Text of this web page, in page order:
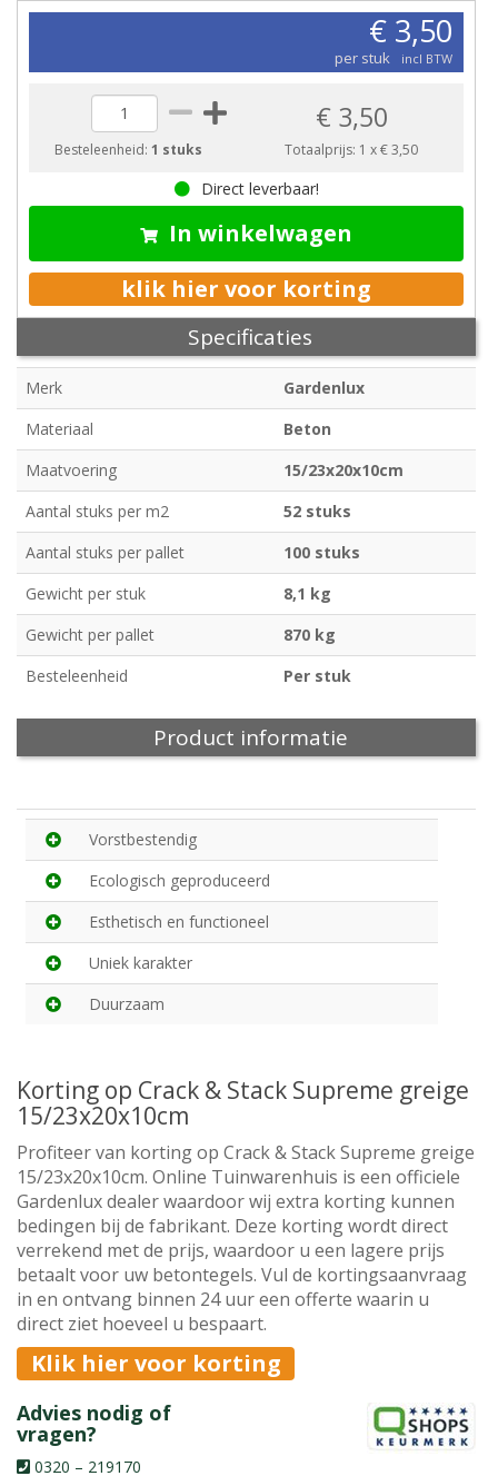
€ 3,50
per stuk incl BTW
Besteleenheid:1 stuks
€ 3,50
Totaalprijs: 1 x€ 3,50
Direct leverbaar!
In winkelwagen
klik hier voor korting
Specificaties
Merk
Gardenlux
Materiaal
Beton
Maatvoering
15/23x20x10cm
Aantal stuks per m2
52 stuks
Aantal stuks per pallet
100 stuks
Gewicht per stuk
8,1 kg
Gewicht per pallet
870 kg
Besteleenheid
Per stuk
Product informatie
Vorstbestendig
Ecologisch geproduceerd
Esthetisch en functioneel
Uniek karakter
Duurzaam
Korting op Crack & Stack Supreme greige
15/23x20x10cm
Profiteer van korting op Crack & Stack Supreme greige
15/23x20x10cm. Online Tuinwarenhuis is een officiele
Gardenlux dealer waardoor wij extra korting kunnen
bedingen bij de fabrikant. Deze korting wordt direct
verrekend met de prijs, waardoor u een lagere prijs
betaalt voor uw betontegels. Vul de kortingsaanvraag
in en ontvang binnen 24 uur een offerte waarin u
direct ziet hoeveel u bespaart.
Klik hier voor korting
Advies nodig of
vragen?
0320 – 219170